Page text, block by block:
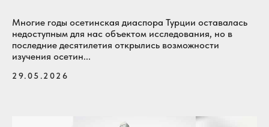
Многие годы осетинская диаспора Турции оставалась
недоступным для нас объектом исследования, но в
последние десятилетия открылись возможности
изучения осетин...
29.05.2026